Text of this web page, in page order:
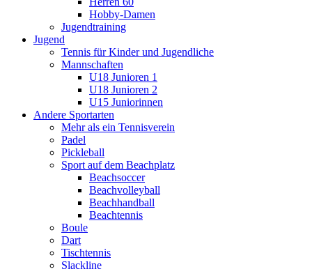
Hobby-Damen
Jugendtraining
Jugend
Tennis für Kinder und Jugendliche
Mannschaften
U18 Junioren 1
U18 Junioren 2
U15 Juniorinnen
Andere Sportarten
Mehr als ein Tennisverein
Padel
Pickleball
Sport auf dem Beachplatz
Beachsoccer
Beachvolleyball
Beachhandball
Beachtennis
Boule
Dart
Tischtennis
Slackline